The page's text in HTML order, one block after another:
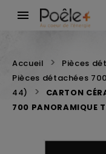

Accueil Pièces
Pièces détachées
44)
CARTON
700 PANORAMIQUE